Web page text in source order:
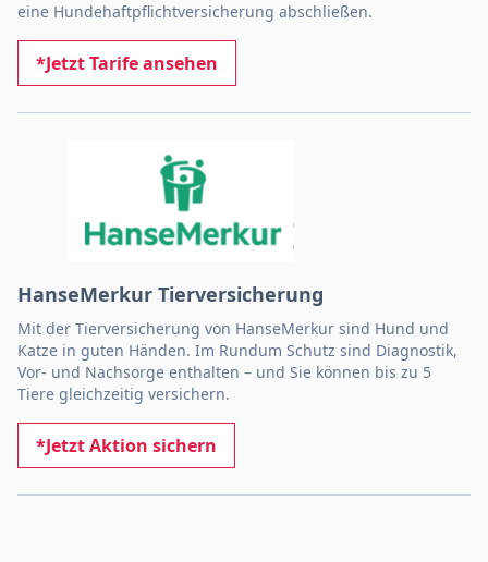
eine Hundehaftpflichtversicherung abschließen.
*Jetzt Tarife ansehen
HanseMerkur Tierversicherung
Mit der Tierversicherung von HanseMerkur sind Hund und
Katze in guten Händen. Im Rundum Schutz sind Diagnostik,
Vor- und Nachsorge enthalten – und Sie können bis zu 5
Tiere gleichzeitig versichern.
*Jetzt Aktion sichern